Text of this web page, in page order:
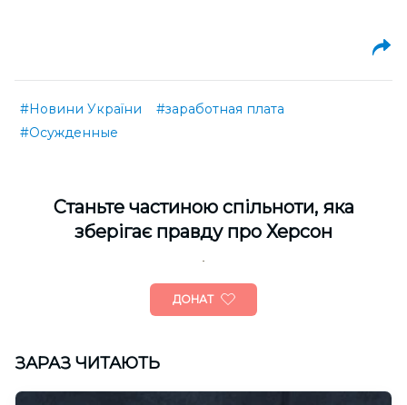
#Новини України
#заработная плата
#Осужденные
Cтаньте частиною спільноти, яка
зберігає правду про Херсон
ДОНАТ
ЗАРАЗ ЧИТАЮТЬ